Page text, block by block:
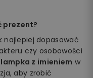
prezent?
najlepiej dopasować
czy osobowości
z imieniem w
aby zrobić